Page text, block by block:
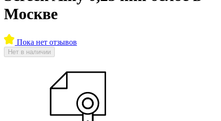
Москве
Пока нет отзывов
Нет в наличии